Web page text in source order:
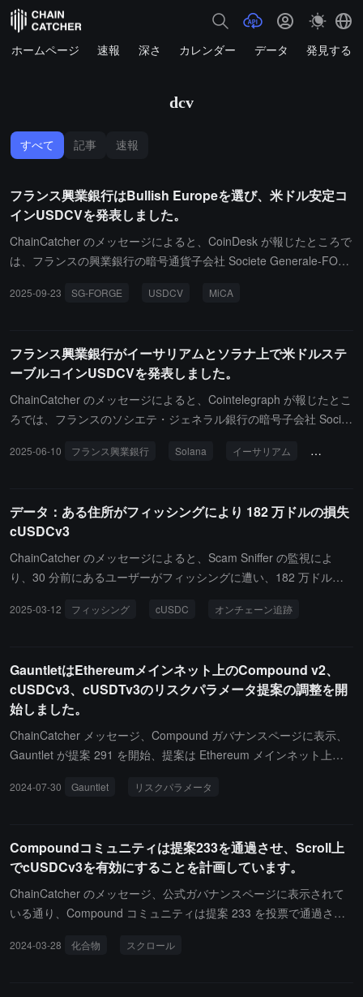
ホームページ 速報 深さ カレンダー データ 発見する
dcv
すべて 記事 速報
フランス興業銀行はBullish Europeを選び、米ドル安定コ
インUSDCVを発表しました。
ChainCatcher のメッセージによると、CoinDesk が報じたところで
は、フランスの興業銀行の暗号通貨子会社 Societe Generale-FOR
n Vertible（USDCV）を上場するプラットフォームとして選択しま
ーブルコイン EURCV と同様に、EU の暗号資産市場規制法（MiC
A）の規制を受けています。SG Forge の CEO である Jean-Marc S
tenger は、アメリカ合衆国議会が GENIUS 法案を通過させたにも
かかわらず、完全な規制フレームワークはまだ整っておらず、アメ
す。現在、このステーブルコインは非アメリカの投資家にのみ開放
2025-09-23 SG-FORGE USDCV MiCA
フランス興業銀行がイーサリアムとソラナ上で米ドルステ
ーブルコインUSDCVを発表しました。
ChainCatcher のメッセージによると、Cointelegraph が報じたとこ
ろでは、フランスのソシエテ・ジェネラル銀行の暗号子会社 Sociét
ました。6月10日に発表された公告によると、このステーブルコイ
す。英国の金融サービス会社 BNY がこのステーブルコインの裏付
け資産の保管を担当します。今回の発表は、同社が2023年4月にユ
ーロ連動のステーブルコイン EUR CoinVertible（EURCV）を発表
した後の新たな動きであり、EURCV は当時機関投資家向けに発行
2025-06-10 フランス興業銀行 Solana イーサリアム USDCV
データ：ある住所がフィッシングにより 182 万ドルの損失
cUSDCv3
ChainCatcher のメッセージによると、Scam Sniffer の監視によ
り、30 分前にあるユーザーがフィッシングに遭い、182 万ドル相
2025-03-12 フィッシング cUSDC オンチェーン追跡
GauntletはEthereumメインネット上のCompound v2、
cUSDCv3、cUSDTv3のリスクパラメータ提案の調整を開
始しました。
ChainCatcher メッセージ、Compound ガバナンスページに表示、
Gauntlet が提案 291 を開始、提案は Ethereum メインネット上の
調整することです。投票は約 13 時間後に開始されます。
2024-07-30 Gauntlet リスクパラメータ
Compoundコミュニティは提案233を通過させ、Scroll上
でcUSDCv3を有効にすることを計画しています。
ChainCatcher のメッセージ、公式ガバナンスページに表示されて
いる通り、Compound コミュニティは提案 233 を投票で通過さ
案は 3 日以内に実行され、実行後は cUSDCv3 を使用できるように
2024-03-28 化合物 スクロール